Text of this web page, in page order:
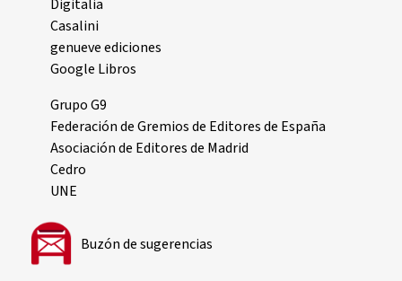
Digitalia
Casalini
genueve ediciones
Google Libros
Grupo G9
Federación de Gremios de Editores de España
Asociación de Editores de Madrid
Cedro
UNE
Buzón de sugerencias